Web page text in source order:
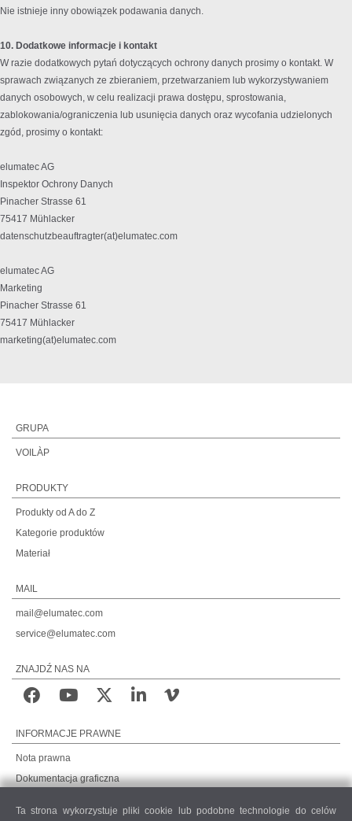
Nie istnieje inny obowiązek podawania danych.
10. Dodatkowe informacje i kontakt
W razie dodatkowych pytań dotyczących ochrony danych prosimy o kontakt. W
sprawach związanych ze zbieraniem, przetwarzaniem lub wykorzystywaniem
danych osobowych, w celu realizacji prawa dostępu, sprostowania,
zablokowania/ograniczenia lub usunięcia danych oraz wycofania udzielonych
zgód, prosimy o kontakt:
elumatec AG
Inspektor Ochrony Danych
Pinacher Strasse 61
75417 Mühlacker
datenschutzbeauftragter(at)elumatec.com
elumatec AG
Marketing
Pinacher Strasse 61
75417 Mühlacker
marketing(at)elumatec.com
GRUPA
VOILÀP
PRODUKTY
Produkty od A do Z
Kategorie produktów
Materiał
MAIL
mail@elumatec.com
service@elumatec.com
ZNAJDŹ NAS NA
INFORMACJE PRAWNE
Nota prawna
Dokumentacja graficzna
Ta strona wykorzystuje pliki cookie lub podobne technologie do celów